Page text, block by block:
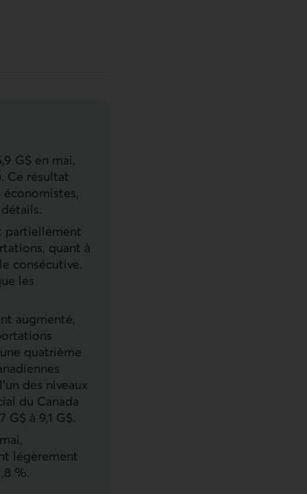
G$ en mai,
Ce résultat
économistes,
partiellement
quant à
consécutive.
les
augmenté,
quatrième
des niveaux
du Canada
G$ à 9,1 G$.
légèrement
%.